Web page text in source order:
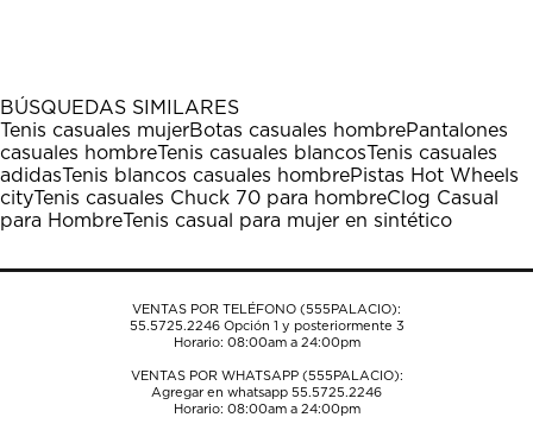
1
estrella
Esta
acción
abrirá
el
formulario
envío.
estrellas.
Esta
acción
abrirá
el
formulario
envío.
estrellas.
Esta
acción
abrirá
el
formulario
envío.
estrellas.
Esta
acción
abrirá
el
formulario
envío.
estrellas.
Esta
acción
abrirá
el
formulario
envío.
BÚSQUEDAS SIMILARES
Tenis casuales mujerBotas casuales hombrePantalones
casuales hombreTenis casuales blancosTenis casuales
adidasTenis blancos casuales hombrePistas Hot Wheels
cityTenis casuales Chuck 70 para hombreClog Casual
para HombreTenis casual para mujer en sintético
VENTAS POR TELÉFONO (555PALACIO):
55.5725.2246Opción 1 y posteriormente 3
Horario: 08:00am a 24:00pm
VENTAS POR WHATSAPP (555PALACIO):
Agregar en whatsapp 55.5725.2246
Horario: 08:00am a 24:00pm